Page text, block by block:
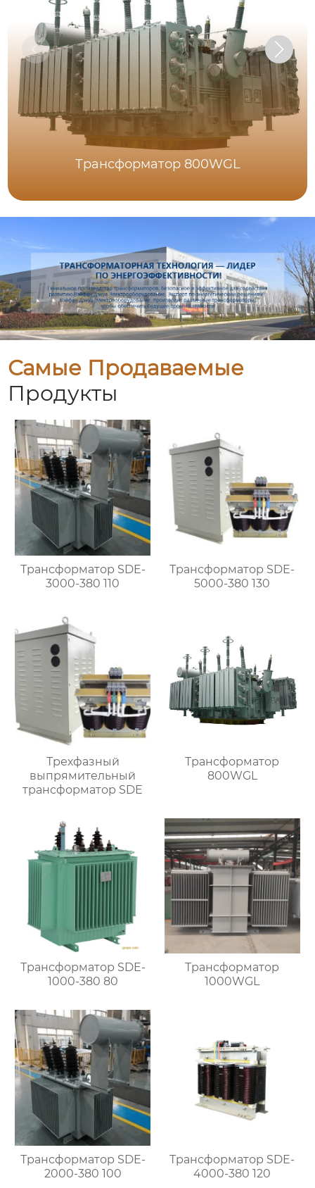
Трансформатор 800WGL
Самые Продаваемые
Продукты
Трансформатор SDE-
3000-380 110
Трансформатор SDE-
5000-380 130
Трехфазный
выпрямительный
трансформатор SDE
Трансформатор
800WGL
Трансформатор SDE-
1000-380 80
Трансформатор
1000WGL
Трансформатор SDE-
2000-380 100
Трансформатор SDE-
4000-380 120